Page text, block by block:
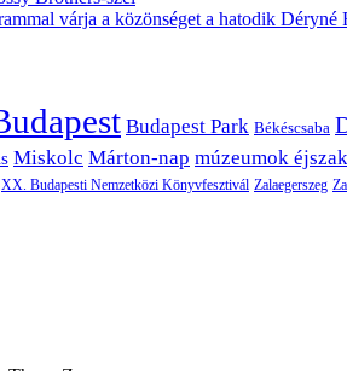
várja a közönséget a hatodik Déryné
Budapest Park Békéscsaba
Miskolc Márton-nap múzeumok
XX. Budapesti Nemzetközi Könyvfesztivál Zalaegerszeg